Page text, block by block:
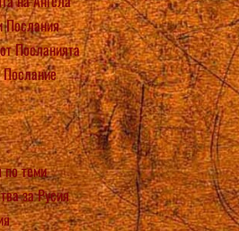
Послания
Посланията
теми
за Русия